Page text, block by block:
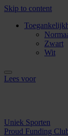
Skip to content
Zwart
Wit
Lees voor
Uniek Sporten
Proud Funding